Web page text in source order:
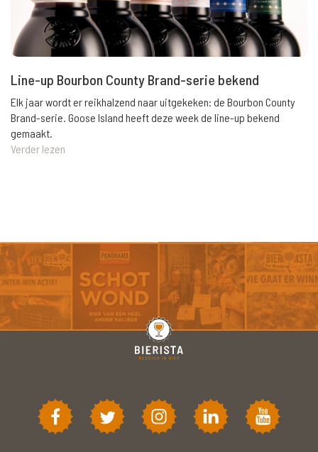
Line-up Bourbon County Brand-serie bekend
Elk jaar wordt er reikhalzend naar uitgekeken: de Bourbon County
Brand-serie. Goose Island heeft deze week de line-up bekend
gemaakt.
Verder lezen